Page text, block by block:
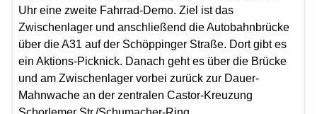
Uhr eine zweite Fahrrad-Demo. Ziel ist das
Zwischenlager und anschließend die Autobahnbrücke
über die A31 auf der Schöppinger Straße. Dort gibt es
ein Aktions-Picknick. Danach geht es über die Brücke
und am Zwischenlager vorbei zurück zur Dauer-
Mahnwache an der zentralen Castor-Kreuzung